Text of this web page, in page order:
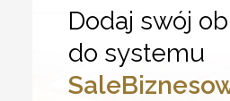
Dodaj swój
do systemu